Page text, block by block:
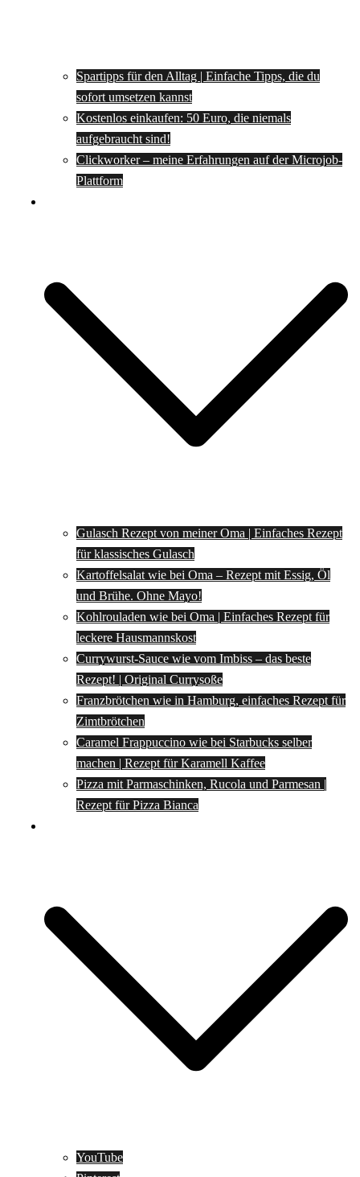
Spartipps für den Alltag | Einfache Tipps, die du
sofort umsetzen kannst
Kostenlos einkaufen: 50 Euro, die niemals
aufgebraucht sind!
Clickworker – meine Erfahrungen auf der Microjob-
Plattform
Gulasch Rezept von meiner Oma | Einfaches Rezept
für klassisches Gulasch
Kartoffelsalat wie bei Oma – Rezept mit Essig, Öl
und Brühe. Ohne Mayo!
Kohlrouladen wie bei Oma | Einfaches Rezept für
leckere Hausmannskost
Currywurst-Sauce wie vom Imbiss – das beste
Rezept! | Original Currysoße
Franzbrötchen wie in Hamburg, einfaches Rezept für
Zimtbrötchen
Caramel Frappuccino wie bei Starbucks selber
machen | Rezept für Karamell Kaffee
Pizza mit Parmaschinken, Rucola und Parmesan |
Rezept für Pizza Bianca
YouTube